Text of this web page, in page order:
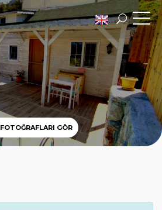
FOTOĞRAFLARI GÖR